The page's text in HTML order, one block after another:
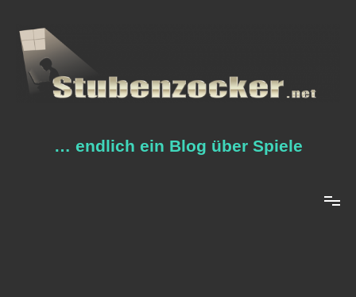
Inhalt
springen
… endlich ein Blog über Spiele